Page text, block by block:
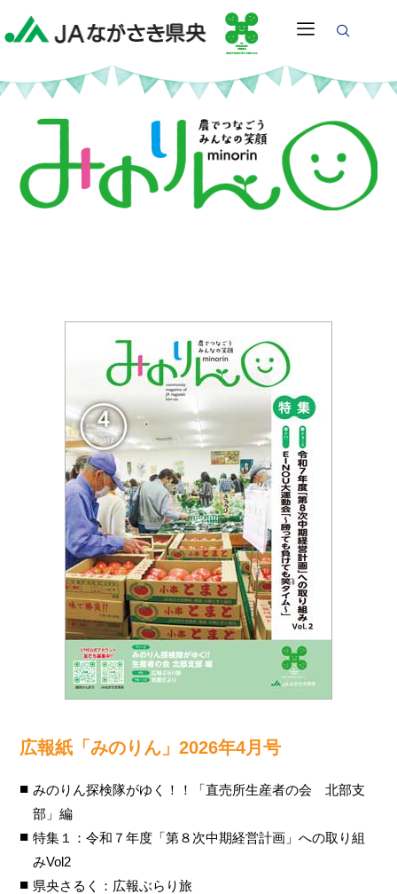
広報紙「みのりん」2026年4月号
みのりん探検隊がゆく！！「直売所生産者の会 北部支
部」編
特集１：令和７年度「第８次中期経営計画」への取り組
みVol2
県央さるく：広報ぶらり旅